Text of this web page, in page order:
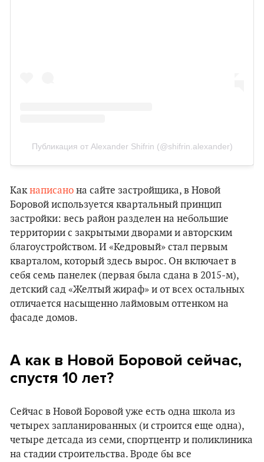
Публикация от Alexander Shifrin (@shifrin.alexander)
Какнаписано на сайте застройщика, в Новой
Боровой используется квартальный принцип
застройки: весь район разделен на небольшие
территории с закрытыми дворами и авторским
благоустройством. И «Кедровый» стал первым
кварталом, который здесь вырос. Он включает в
себя семь панелек (первая была сдана в 2015-м),
детский сад «Желтый жираф» и от всех остальных
отличается насыщенно лаймовым оттенком на
фасаде домов.
А как в Новой Боровой сейчас,
спустя 10 лет?
Сейчас в Новой Боровой уже есть одна школа из
четырех запланированных (и строится еще одна),
четыре детсада из семи, спортцентр и поликлиника
на стадии строительства. Вроде бы все